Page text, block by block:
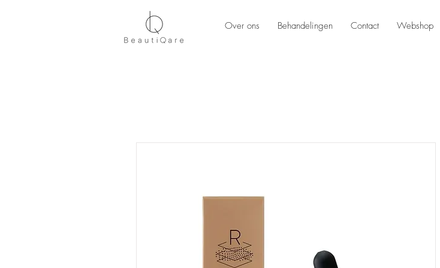
Over ons Behandelingen Contact Webshop